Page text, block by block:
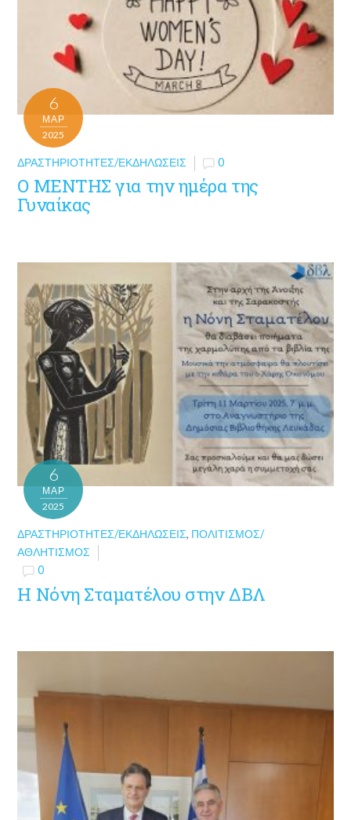
6
ΜΑΡ
2025
ΔΡΑΣΤΗΡΙΌΤΗΤΕΣ/ΕΚΔΗΛΏΣΕΙΣ 0
Ο ΜΕΝΤΗΣ για την ημέρα της
Γυναίκας
6
ΜΑΡ
2025
ΔΡΑΣΤΗΡΙΌΤΗΤΕΣ/ΕΚΔΗΛΏΣΕΙΣ, ΠΟΛΙΤΙΣΜΌΣ/
ΑΘΛΗΤΙΣΜΌΣ
0
Η Νόνη Σταματέλου στην ΔΒΛ